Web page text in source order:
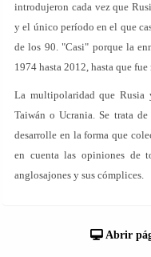
introdujeron cada vez que
y el único período en el que
de los 90. "Casi" porque la
1974 hasta 2012, hasta que
La multipolaridad que Rusia
Taiwán o Ucrania. Se trata
desarrolle en la forma que
en cuenta las opiniones de
anglosajones y sus cómplices.
Abrir